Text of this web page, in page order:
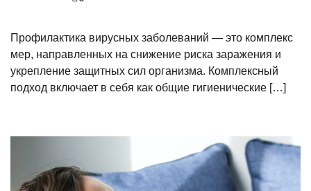
Профилактика вирусных заболеваний — это комплекс
мер, направленных на снижение риска заражения и
укрепление защитных сил организма. Комплексный
подход включает в себя как общие гигиенические […]